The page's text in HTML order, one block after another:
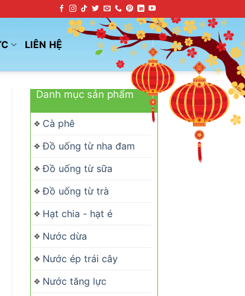
LIÊN HỆ
Danh mục sản phẩm
Cà phê
Đồ uống từ nha đam
Đồ uống từ sữa
Đồ uống từ trà
Hạt chia - hạt é
Nước dừa
Nước ép trái cây
Nước tăng lực